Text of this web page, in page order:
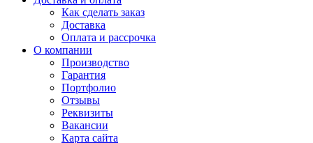
Как сделать заказ
Доставка
Оплата и рассрочка
О компании
Производство
Гарантия
Портфолио
Отзывы
Реквизиты
Вакансии
Карта сайта